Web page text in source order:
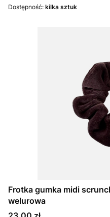
Dostępność: kilka sztuk
Frotka gumka midi
welurowa
Cena